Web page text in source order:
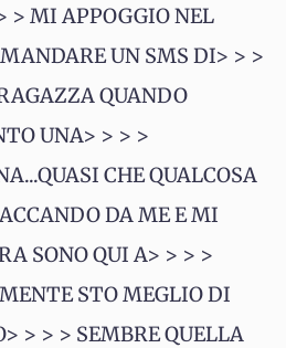
> MI APPOGGIO NEL
UN SMS DI> > >
QUANDO
UNA> > > >
CHE QUALCOSA
DA ME E MI
SONO QUI A> > > >
STO MEGLIO DI
> > > SEMBRE QUELLA